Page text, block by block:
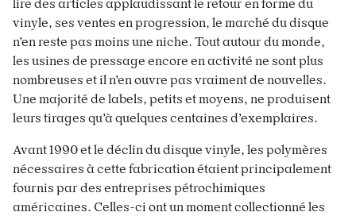
lire des articles applaudissant le retour en forme du
vinyle, ses ventes en progression, le marché du disque
n’en reste pas moins une niche. Tout autour du monde,
les usines de pressage encore en activité ne sont plus
nombreuses et il n’en ouvre pas vraiment de nouvelles.
Une majorité de labels, petits et moyens, ne produisent
leurs tirages qu’à quelques centaines d’exemplaires.
Avant 1990 et le déclin du disque vinyle, les polymères
nécessaires à cette fabrication étaient principalement
fournis par des entreprises pétrochimiques
américaines. Celles-ci ont un moment collectionné les